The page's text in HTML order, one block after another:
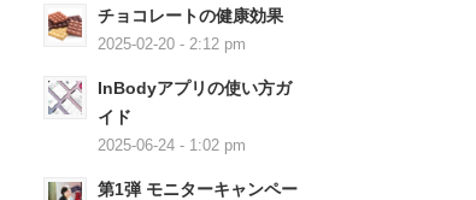
チョコレートの健康効果
2025-02-20 - 2:12 pm
InBodyアプリの使い方ガ
イド
2025-06-24 - 1:02 pm
第1弾 モニターキャンペー